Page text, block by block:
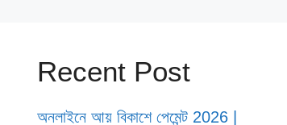
Recent Post
অনলাইনে আয় বিকাশে পেমেন্ট 2026 |